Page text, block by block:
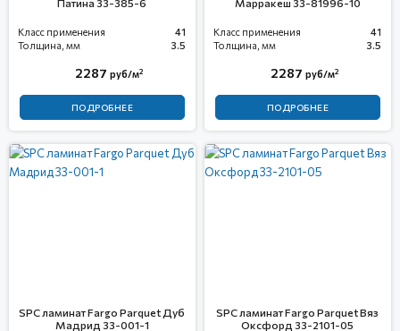
Патина 33-385-6
Класс применения
41
Толщина, мм
3.5
2287 руб/м2
ПОДРОБНЕЕ
Марракеш 33-81996-10
Класс применения
41
Толщина, мм
3.5
2287 руб/м2
ПОДРОБНЕЕ
SPC ламинат Fargo Parquet Дуб
Мадрид 33-001-1
SPC ламинат Fargo Parquet Вяз
Оксфорд 33-2101-05